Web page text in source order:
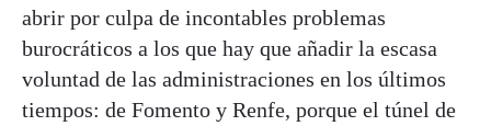
abrir por culpa de incontables problemas
burocráticos a los que hay que añadir la escasa
voluntad de las administraciones en los últimos
tiempos: de Fomento y Renfe, porque el túnel de